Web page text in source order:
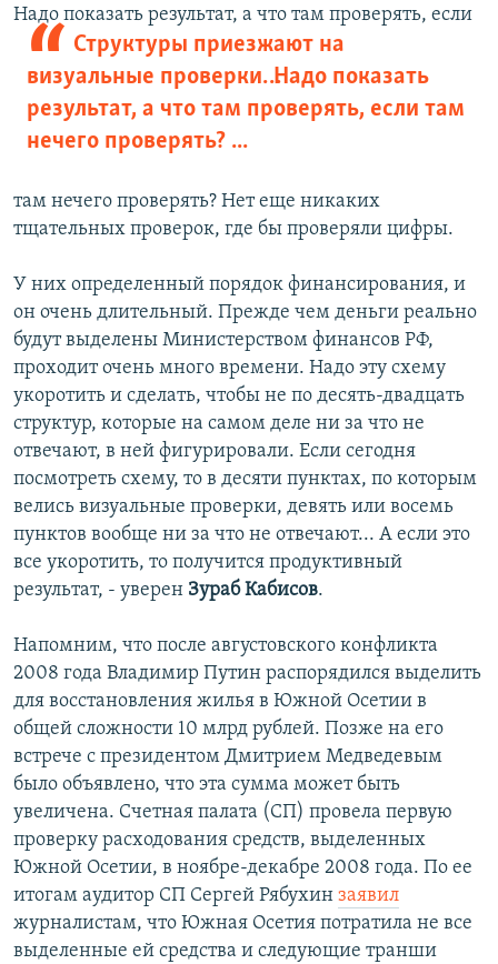
Надо показать результат, а
Структуры приезжают на
визуальные проверки… Надо показать
результат, а что там проверять, если там
нечего проверять? ...
что там проверять, если
там нечего проверять? Нет еще никаких
тщательных проверок, где бы проверяли цифры.
У них определенный порядок финансирования, и
он очень длительный. Прежде чем деньги реально
будут выделены Министерством финансов РФ,
проходит очень много времени. Надо эту схему
укоротить и сделать, чтобы не по десять-двадцать
структур, которые на самом деле ни за что не
отвечают, в ней фигурировали. Если сегодня
посмотреть схему, то в десяти пунктах, по которым
велись визуальные проверки, девять или восемь
пунктов вообще ни за что не отвечают... А если это
все укоротить, то получится продуктивный
результат, - уверен Зураб Кабисов.
Напомним, что после августовского конфликта
2008 года Владимир Путин распорядился выделить
для восстановления жилья в Южной Осетии в
общей сложности 10 млрд рублей. Позже на его
встрече с президентом Дмитрием Медведевым
было объявлено, что эта сумма может быть
увеличена. Счетная палата (СП) провела первую
проверку расходования средств, выделенных
Южной Осетии, в ноябре-декабре 2008 года. По ее
итогам аудитор СП Сергей Рябухин заявил
журналистам, что Южная Осетия потратила не все
выделенные ей средства и следующие транши